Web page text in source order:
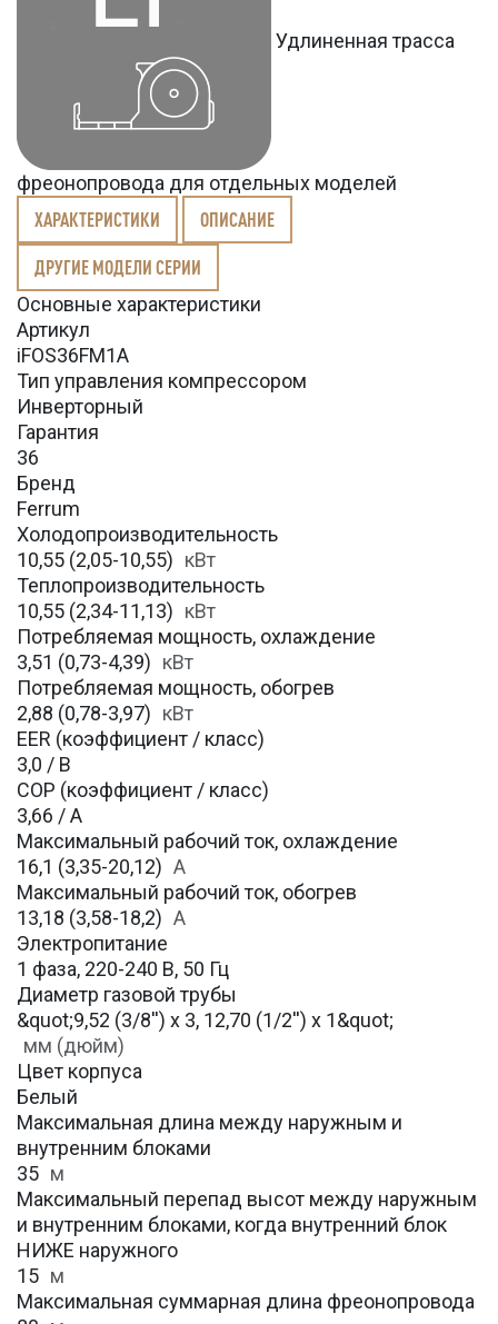
Удлиненная трасса
фреонопровода для отдельных моделей
ХАРАКТЕРИСТИКИ ОПИСАНИЕ
ДРУГИЕ МОДЕЛИ СЕРИИ
Основные характеристики
Артикул
iFOS36FM1A
Тип управления компрессором
Инверторный
Гарантия
36
Бренд
Ferrum
Холодопроизводительность
10,55 (2,05-10,55) кВт
Теплопроизводительность
10,55 (2,34-11,13) кВт
Потребляемая мощность, охлаждение
3,51 (0,73-4,39) кВт
Потребляемая мощность, обогрев
2,88 (0,78-3,97) кВт
EER (коэффициент / класс)
3,0 / B
COP (коэффициент / класс)
3,66 / A
Максимальный рабочий ток, охлаждение
16,1 (3,35-20,12) A
Максимальный рабочий ток, обогрев
13,18 (3,58-18,2) А
Электропитание
1 фаза, 220-240 В, 50 Гц
Диаметр газовой трубы
&quot;9,52 (3/8'') x 3, 12,70 (1/2'') x 1&quot;
мм (дюйм)
Цвет корпуса
Белый
Максимальная длина между наружным и
внутренним блоками
35 м
Максимальный перепад высот между наружным
и внутренним блоками, когда внутренний блок
НИЖЕ наружного
15 м
Максимальная суммарная длина фреонопровода